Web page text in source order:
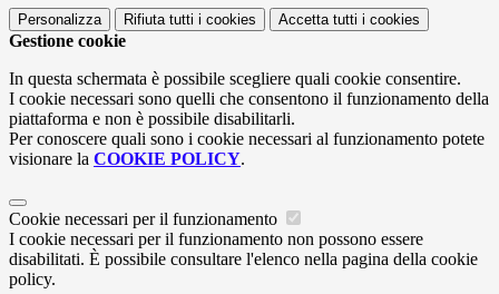
Personalizza Rifiuta tutti i cookies Accetta tutti i cookies
Gestione cookie
In questa schermata è possibile scegliere quali cookie consentire.
I cookie necessari sono quelli che consentono il funzionamento della
piattaforma e non è possibile disabilitarli.
Per conoscere quali sono i cookie necessari al funzionamento potete
visionare la COOKIE POLICY.
Cookie necessari per il funzionamento
I cookie necessari per il funzionamento non possono essere
disabilitati. È possibile consultare l'elenco nella pagina della cookie
policy.